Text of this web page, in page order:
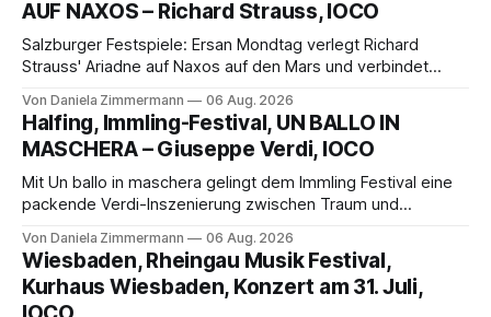
Franziskus.
AUF NAXOS – Richard Strauss, IOCO
Salzburger Festspiele: Ersan Mondtag verlegt Richard
Strauss' Ariadne auf Naxos auf den Mars und verbindet
Aufführung mit starken Solisten und den Wiener
Philharmonikern, szenisch bleibt der zweite Akt jedoch
hinter den Erwartungen zurück.
Von Daniela Zimmermann 06 Aug. 2026
Halfing, Immling-Festival, UN BALLO IN
MASCHERA – Giuseppe Verdi, IOCO
Mit Un ballo in maschera gelingt dem Immling Festival eine
packende Verdi-Inszenierung zwischen Traum und
psychologische Tiefe mit starken Bildern, getragen von
einem spielfreudigen Ensemble und einer musikalisch
überzeugenden Gesamtleistung.
Von Daniela Zimmermann 06 Aug. 2026
Wiesbaden, Rheingau Musik Festival,
Kurhaus Wiesbaden, Konzert am 31. Juli,